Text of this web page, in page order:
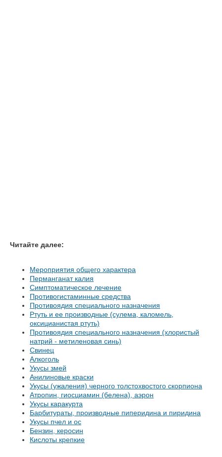
Читайте далее:
Мероприятия общего характера
Перманганат калия
Симптоматическое лечение
Противогистаминные средства
Противоядия специального назначения
Ртуть и ее производные (сулема, каломель,
оксицианистая ртуть)
Противоядия специального назначения (хлористый
натрий - метиленовая синь)
Свинец
Алкоголь
Укусы змей
Анилиновые краски
Укусы (ужаления) черного толстохвостого скорпиона
Атропин, гиосциамин (белена), аэрон
Укусы каракурта
Барбитураты, производные пиперидина и пиридина
Укусы пчел и ос
Бензин, керосин
Кислоты крепкие